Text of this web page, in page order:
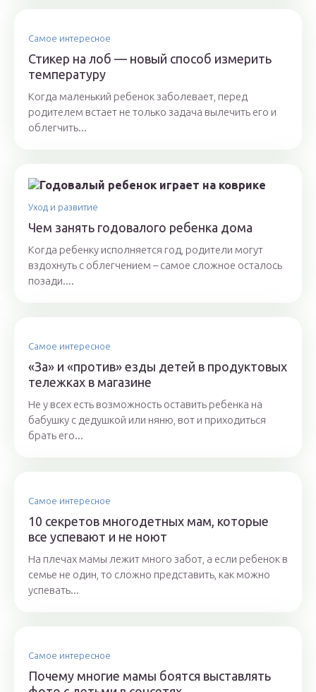
Самое интересное
Стикер на лоб — новый способ измерить
температуру
Когда маленький ребенок заболевает, перед
родителем встает не только задача вылечить его и
облегчить...
Уход и развитие
Чем занять годовалого ребенка дома
Когда ребенку исполняется год, родители могут
вздохнуть с облегчением – самое сложное осталось
позади....
Самое интересное
«За» и «против» езды детей в продуктовых
тележках в магазине
Не у всех есть возможность оставить ребенка на
бабушку с дедушкой или няню, вот и приходиться
брать его...
Самое интересное
10 секретов многодетных мам, которые
все успевают и не ноют
На плечах мамы лежит много забот, а если ребенок в
семье не один, то сложно представить, как можно
успевать...
Самое интересное
Почему многие мамы боятся выставлять